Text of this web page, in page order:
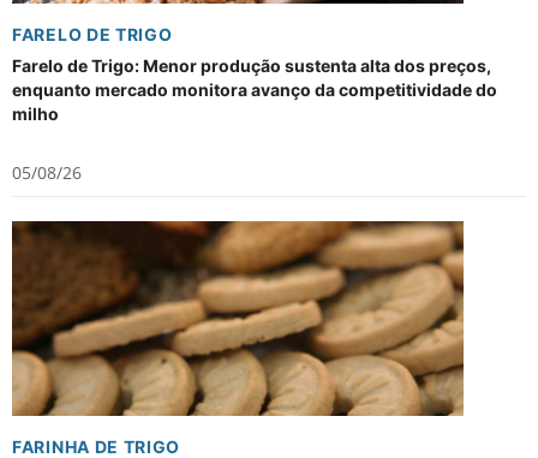
FARELO DE TRIGO
Farelo de Trigo: Menor produção sustenta alta dos preços,
enquanto mercado monitora avanço da competitividade do
milho
05/08/26
FARINHA DE TRIGO